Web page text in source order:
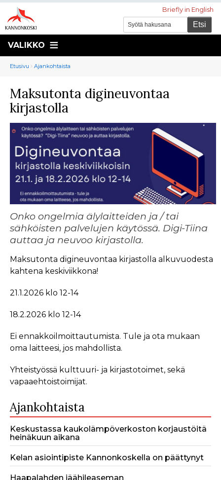
Briefly in English
VALIKKO
Murupolku
You
here:
Etusivu Ajankohtaista
Maksutonta digineuvontaa
kirjastolla
Onko ongelmia älylaitteiden ja / tai
sähköisten palvelujen käytössä. Digi-Tiina
auttaa ja neuvoo kirjastolla.
Maksutonta digineuvontaa kirjastolla alkuvuodesta
kahtena keskiviikkona!
21.1.2026 klo 12-14
18.2.2026 klo 12-14
Ei ennakkoilmoittautumista. Tule ja ota mukaan
oma laitteesi, jos mahdollista.
Yhteistyössä kulttuuri- ja kirjastotoimet, sekä
vapaaehtoistoimijat.
Ajankohtaista
Keskustassa kaukolämpöverkoston korjaustöitä
heinäkuun aikana
Kelan asiointipiste Kannonkoskella on päättynyt
Haapalahden jäähileaseman